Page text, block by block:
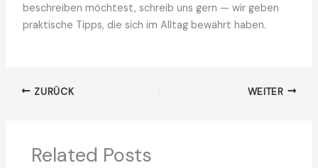
beschreiben möchtest, schreib uns gern — wir geben
praktische Tipps, die sich im Alltag bewährt haben.
ZURÜCK WEITER
Related Posts